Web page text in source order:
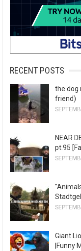
RECENT POSTS
the dog
friend)
NEAR
pt.95
Giant
|Funny